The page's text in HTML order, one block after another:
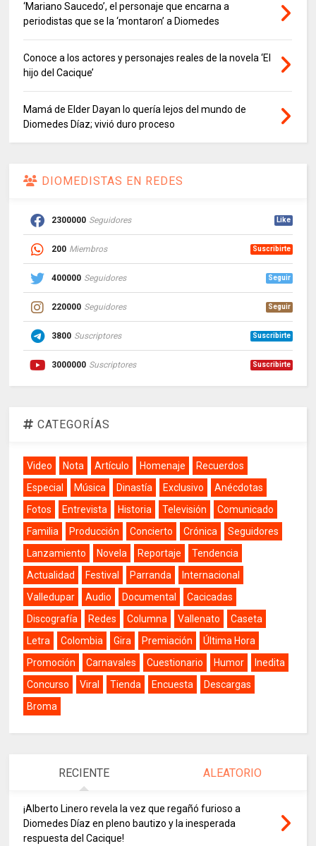
‘Mariano Saucedo’, el personaje que encarna a
periodistas que se la ‘montaron’ a Diomedes
Conoce a los actores y personajes reales de la novela ‘El
hijo del Cacique’
Mamá de Elder Dayan lo quería lejos del mundo de
Diomedes Díaz; vivió duro proceso
DIOMEDISTAS EN REDES
2300000 Seguidores Like
200 Miembros Suscribirte
400000 Seguidores Seguir
220000 Seguidores Seguir
3800 Suscriptores Suscribirte
3000000 Suscriptores Suscribirte
CATEGORÍAS
Video Nota Artículo Homenaje
Recuerdos
Especial
Música Dinastía Exclusivo
Anécdotas
Fotos
Entrevista Historia Televisión
Comunicado
Familia
Producción Concierto Crónica
Seguidores
Lanzamiento
Novela Reportaje
Tendencia
Actualidad
Festival Parranda
Internacional
Valledupar
Audio Documental
Cacicadas
Discografía
Redes Columna Vallenato
Caseta
Letra
Colombia Gira Premiación
Última Hora
Promoción
Carnavales Cuestionario Humor
Inedita
Concurso
Viral Tienda Encuesta
Descargas
Broma
RECIENTE ALEATORIO
¡Alberto Linero revela la vez que regañó furioso a
Diomedes Díaz en pleno bautizo y la inesperada
respuesta del Cacique!